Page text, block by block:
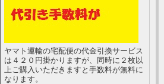
ヤマト運輸の宅配便の代金引換サービス
は４２０円掛かりますが、同時に２枚以
上ご購入いただきますと手数料が無料に
なります。